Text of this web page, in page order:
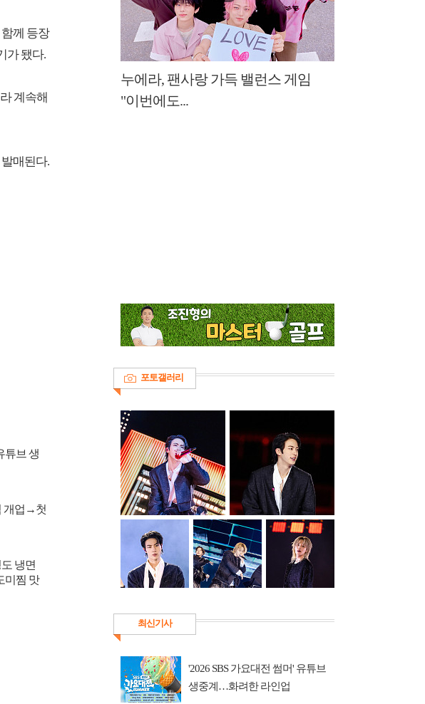
께 등장
가 됐다.
계속해
매된다.
튜브 생
개업→첫
냉면
미찜 맛
누에라, 팬사랑 가득 밸런스 게임
"이번에도...
포토갤러리
최신기사
'2026 SBS 가요대전 썸머' 유튜브
생중계…화려한 라인업